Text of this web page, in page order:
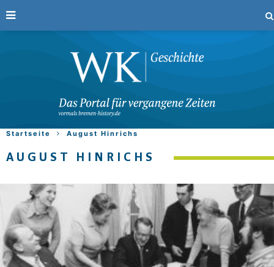
Startseite August Hinrichs
AUGUST HINRICHS